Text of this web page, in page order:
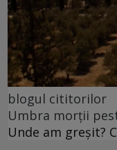
blogul cititorilor
Umbra morții
Unde am greșit?